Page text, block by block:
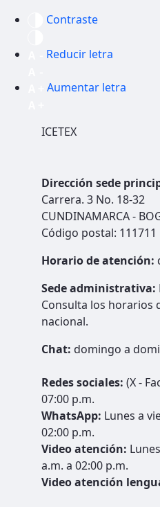
Contraste
Reducir letra
Aumentar letra
ICETEX
Dirección sede
Carrera. 3 No. 18-32
CUNDINAMARCA -
Código postal: 111711
Horario de atención:
Sede administrativa:
Consulta los horarios
nacional.
Chat: domingo a
Redes sociales: (X -
07:00 p.m.
WhatsApp: Lunes a
02:00 p.m.
Video atención:
a.m. a 02:00 p.m.
Video atención